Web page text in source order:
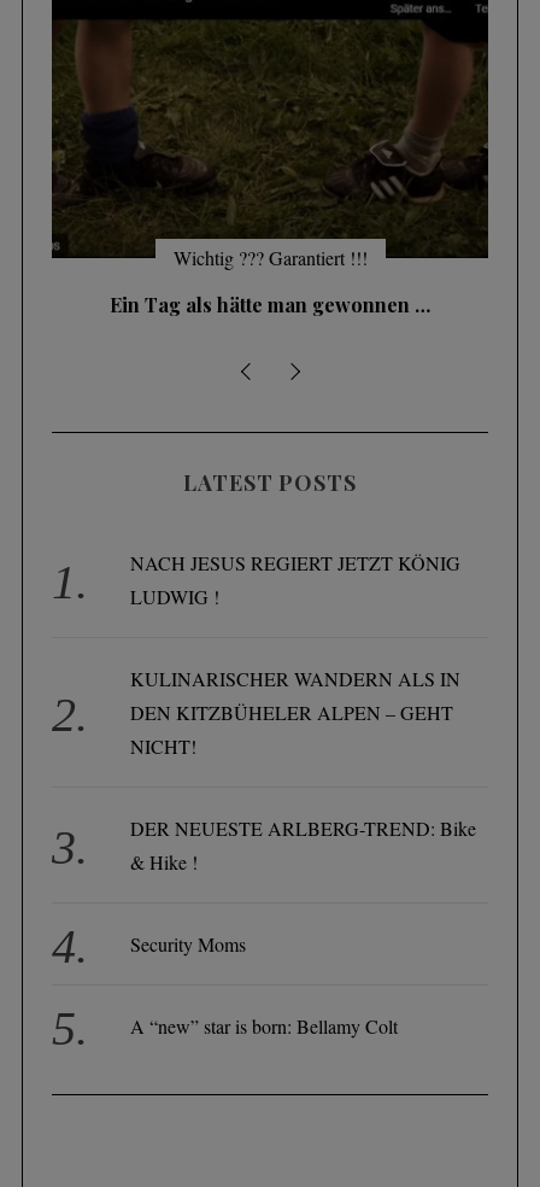
Wichtig ??? Garantiert !!!
Ein Tag als hätte man gewonnen …
LATEST POSTS
NACH JESUS REGIERT JETZT KÖNIG
LUDWIG !
KULINARISCHER WANDERN ALS IN
DEN KITZBÜHELER ALPEN – GEHT
NICHT!
DER NEUESTE ARLBERG-TREND: Bike
& Hike !
Security Moms
A “new” star is born: Bellamy Colt